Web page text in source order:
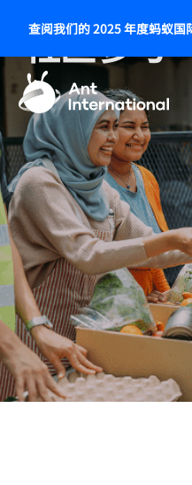
查阅我们的 2025 年度蚂蚁国
社区参与